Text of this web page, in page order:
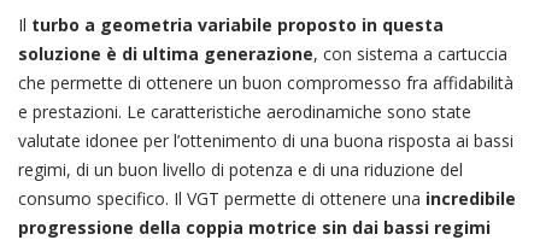
Il turbo a geometria variabile proposto in questa
soluzione è di ultima generazione, con sistema a cartuccia
che permette di ottenere un buon compromesso fra affidabilità
e prestazioni. Le caratteristiche aerodinamiche sono state
valutate idonee per l’ottenimento di una buona risposta ai bassi
regimi, di un buon livello di potenza e di una riduzione del
consumo specifico. Il VGT permette di ottenere una incredibile
progressione della coppia motrice sin dai bassi regimi